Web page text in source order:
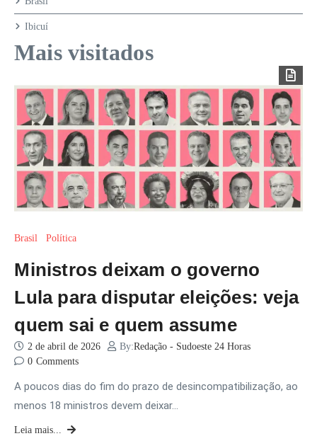
Ibicuí
Mais visitados
Brasil Política
Ministros deixam o governo
Lula para disputar eleições: veja
quem sai e quem assume
2 de abril de 2026 By:Redação - Sudoeste 24 Horas
0 Comments
A poucos dias do fim do prazo de desincompatibilização, ao
menos 18 ministros devem deixar…
Leia mais...